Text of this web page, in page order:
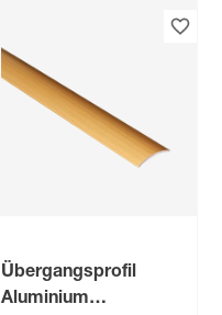
Übergangsprofil
Aluminium